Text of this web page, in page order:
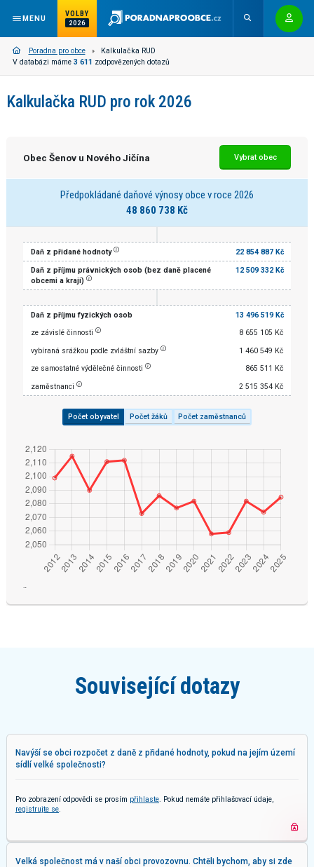
MENU
VOLBY
2026
Poradna pro obce
Kalkulačka RUD
V databázi máme 3 611 zodpovězených dotazů
Kalkulačka RUD pro rok 2026
Obec Šenov u Nového Jičína Vybrat obec
Předpokládané daňové výnosy obce v roce 2026
48 860 738 Kč
Daň z přidané hodnoty 22 854 887 Kč
Daň z příjmu právnických osob (bez daně placené
obcemi a kraji)
12 509 332 Kč
Daň z příjmu fyzických osob
13 496 519 Kč
ze závislé činnosti
8 655 105 Kč
vybíraná srážkou podle zvláštní sazby
1 460 549 Kč
ze samostatné výdělečné činnosti
865 511 Kč
zaměstnanci
2 515 354 Kč
Počet obyvatel Počet žáků Počet zaměstnanců
¨
Související dotazy
Navýší se obci rozpočet z daně z přidané hodnoty, pokud na jejím území
sídlí velké společnosti?
Pro zobrazení odpovědi se prosím přihlaste . Pokud nemáte přihlašovací údaje,
registrujte se
Velká společnost má v naší obci provozovnu. Chtěli bychom, aby si zde